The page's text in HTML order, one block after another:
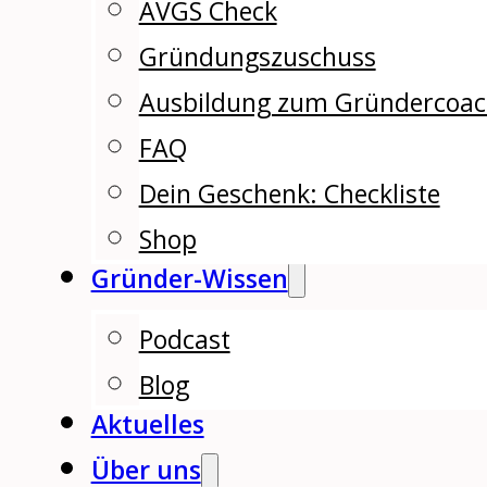
AVGS Check
Gründungszuschuss
Ausbildung zum
FAQ
Dein Geschenk: Checkliste
Shop
Gründer-Wissen
Podcast
Blog
Aktuelles
Über uns